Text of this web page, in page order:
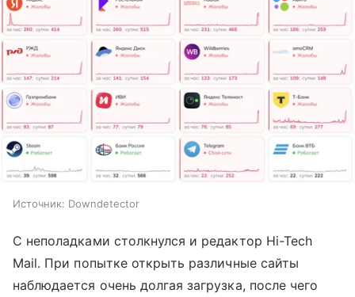
Источник: Downdetector
С неполадками столкнулся и редактор Hi-Tech
Mail. При попытке открыть различные сайты
наблюдается очень долгая загрузка, после чего